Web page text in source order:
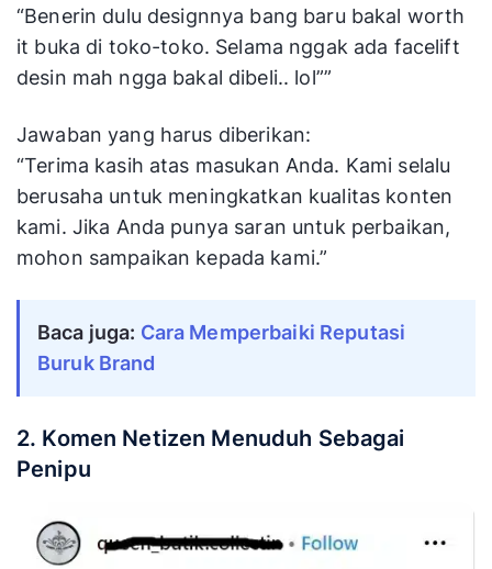
“Benerin dulu designnya bang baru bakal worth
it buka di toko-toko. Selama nggak ada facelift
desin mah ngga bakal dibeli.. lol””
Jawaban yang harus diberikan:
“Terima kasih atas masukan Anda. Kami selalu
berusaha untuk meningkatkan kualitas konten
kami. Jika Anda punya saran untuk perbaikan,
mohon sampaikan kepada kami.”
Baca juga: Cara Memperbaiki Reputasi
Buruk Brand
2. Komen Netizen Menuduh Sebagai
Penipu